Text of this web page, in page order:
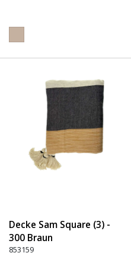
Decke Sam Square (3) -
300 Braun
853159